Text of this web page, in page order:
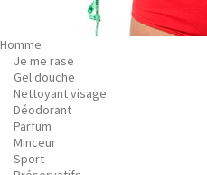
Homme
Je me rase
Gel douche
Nettoyant visage
Déodorant
Parfum
Minceur
Sport